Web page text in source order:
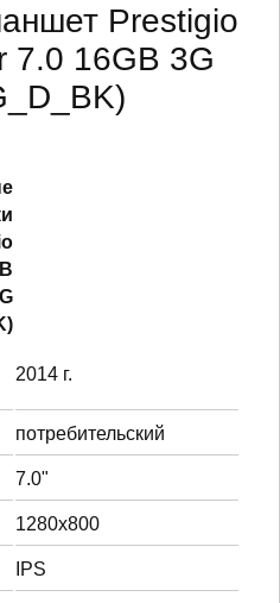
Prestigio
7.0 16GB 3G
2014 г.
потребительский
7.0"
1280x800
IPS